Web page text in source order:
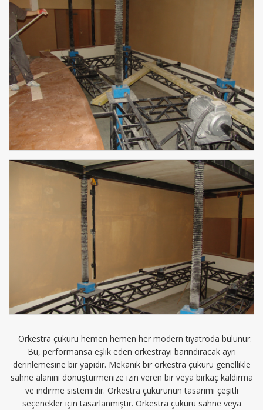
Orkestra çukuru hemen hemen her modern tiyatroda bulunur.
Bu, performansa eşlik eden orkestrayı barındıracak ayrı
derinlemesine bir yapıdır. Mekanik bir orkestra çukuru genellikle
sahne alanını dönüştürmenize izin veren bir veya birkaç kaldırma
ve indirme sistemidir. Orkestra çukurunun tasarımı çeşitli
seçenekler için tasarlanmıştır. Orkestra çukuru sahne veya